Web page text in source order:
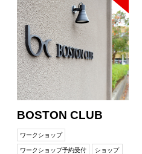
BOSTON CLUB
ワークショップ
ワークショップ予約受付 ショップ